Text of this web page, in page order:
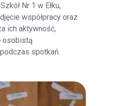
Nr 1 w Ełku,
współpracy oraz
ich aktywność,
osobistą
spotkań.